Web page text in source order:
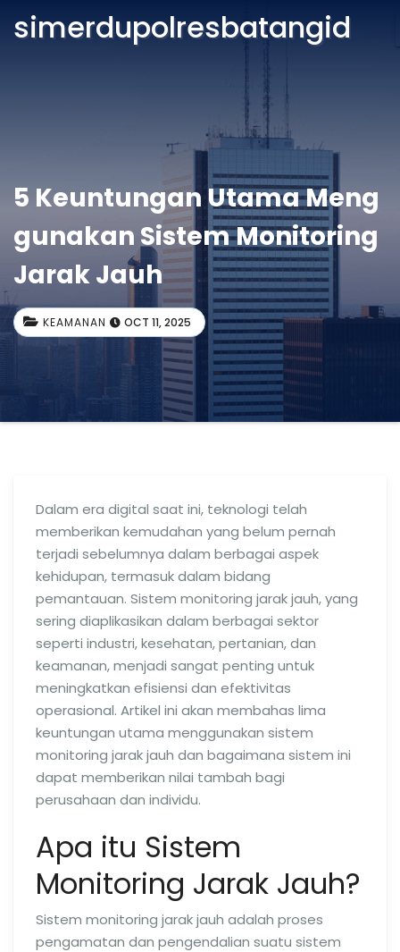
simerdupolresbatangid
5 Keuntungan Utama Meng
gunakan Sistem Monitoring
Jarak Jauh
KEAMANAN OCT 11, 2025
Dalam era digital saat ini, teknologi telah
memberikan kemudahan yang belum pernah
terjadi sebelumnya dalam berbagai aspek
kehidupan, termasuk dalam bidang
pemantauan. Sistem monitoring jarak jauh, yang
sering diaplikasikan dalam berbagai sektor
seperti industri, kesehatan, pertanian, dan
keamanan, menjadi sangat penting untuk
meningkatkan efisiensi dan efektivitas
operasional. Artikel ini akan membahas lima
keuntungan utama menggunakan sistem
monitoring jarak jauh dan bagaimana sistem ini
dapat memberikan nilai tambah bagi
perusahaan dan individu.
Apa itu Sistem
Monitoring Jarak Jauh?
Sistem monitoring jarak jauh adalah proses
pengamatan dan pengendalian suatu sistem